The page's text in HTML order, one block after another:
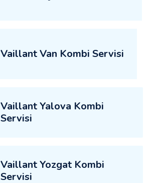
Vaillant Van Kombi Servisi
Vaillant Yalova Kombi
Servisi
Vaillant Yozgat Kombi
Servisi